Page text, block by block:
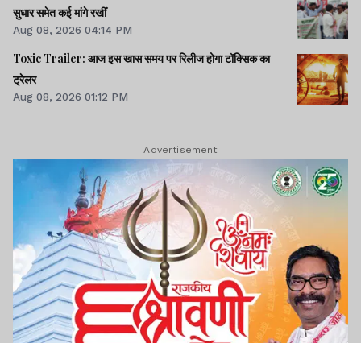
सुधार समेत कई मांगे रखीं
Aug 08, 2026 04:14 PM
Toxic Trailer: आज इस खास समय पर रिलीज होगा टॉक्सिक का
ट्रेलर
Aug 08, 2026 01:12 PM
Advertisement